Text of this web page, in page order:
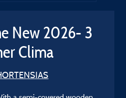
New 2026- 3
Clima